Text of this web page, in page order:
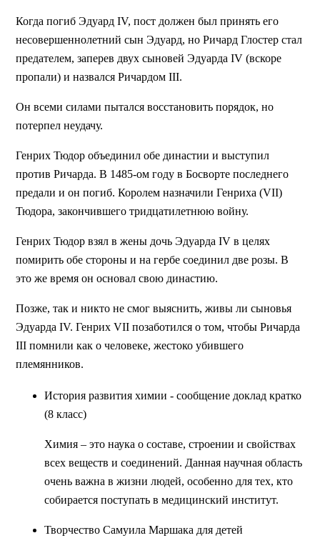
Когда погиб Эдуард IV, пост должен был принять его
несовершеннолетний сын Эдуард, но Ричард Глостер стал
предателем, заперев двух сыновей Эдуарда IV (вскоре
пропали) и назвался Ричардом III.
Он всеми силами пытался восстановить порядок, но
потерпел неудачу.
Генрих Тюдор объединил обе династии и выступил
против Ричарда. В 1485-ом году в Босворте последнего
предали и он погиб. Королем назначили Генриха (VII)
Тюдора, закончившего тридцатилетнюю войну.
Генрих Тюдор взял в жены дочь Эдуарда IV в целях
помирить обе стороны и на гербе соединил две розы. В
это же время он основал свою династию.
Позже, так и никто не смог выяснить, живы ли сыновья
Эдуарда IV. Генрих VII позаботился о том, чтобы Ричарда
III помнили как о человеке, жестоко убившего
племянников.
История развития химии - сообщение доклад кратко
(8 класс)
Химия – это наука о составе, строении и свойствах
всех веществ и соединений. Данная научная область
очень важна в жизни людей, особенно для тех, кто
собирается поступать в медицинский институт.
Творчество Самуила Маршака для детей